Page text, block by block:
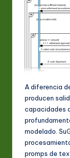
A diferencia
producen
capacidades
modelado. Su
promps de